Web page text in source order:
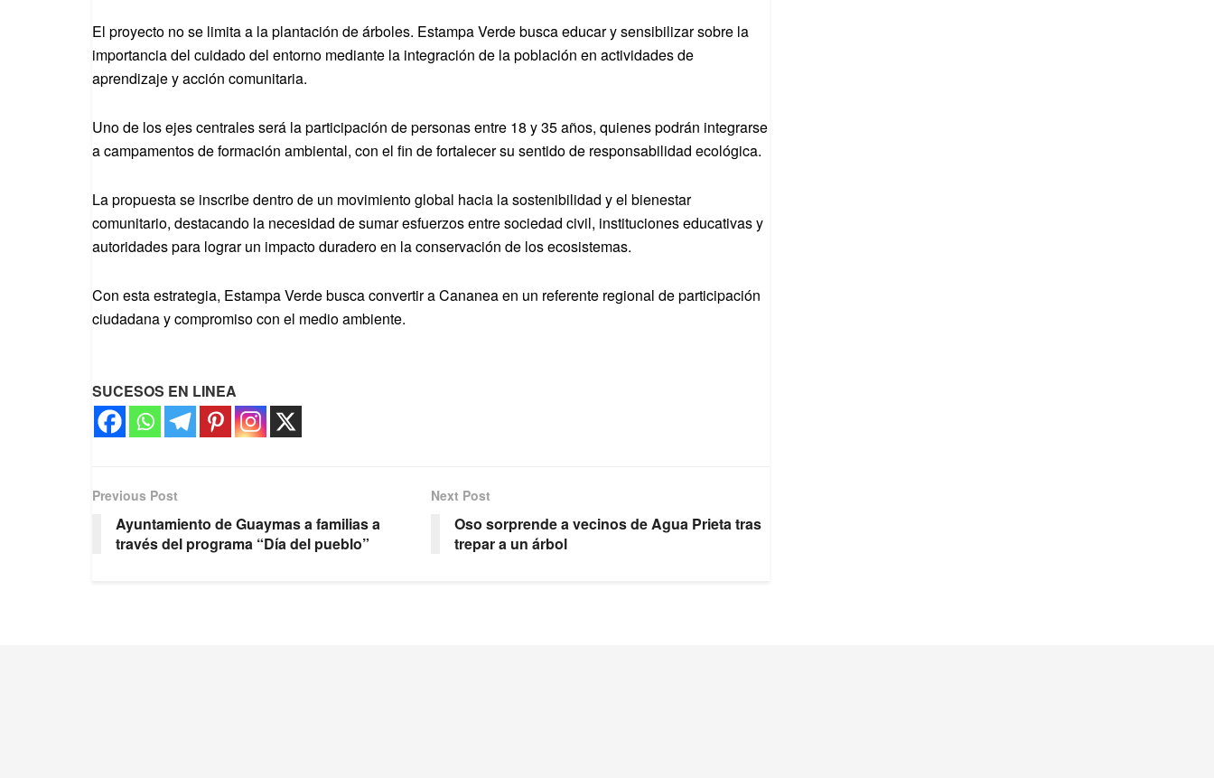
El proyecto no se limita a la plantación de árboles. Estampa Verde busca educar y sensibilizar sobre la
importancia del cuidado del entorno mediante la integración de la población en actividades de
aprendizaje y acción comunitaria.
Uno de los ejes centrales será la participación de personas entre 18 y 35 años, quienes podrán integrarse
a campamentos de formación ambiental, con el fin de fortalecer su sentido de responsabilidad ecológica.
La propuesta se inscribe dentro de un movimiento global hacia la sostenibilidad y el bienestar
comunitario, destacando la necesidad de sumar esfuerzos entre sociedad civil, instituciones educativas y
autoridades para lograr un impacto duradero en la conservación de los ecosistemas.
Con esta estrategia, Estampa Verde busca convertir a Cananea en un referente regional de participación
ciudadana y compromiso con el medio ambiente.
SUCESOS EN LINEA
Previous Post
Ayuntamiento de Guaymas a familias a
través del programa “Día del pueblo”
Next Post
Oso sorprende a vecinos de Agua Prieta tras
trepar a un árbol